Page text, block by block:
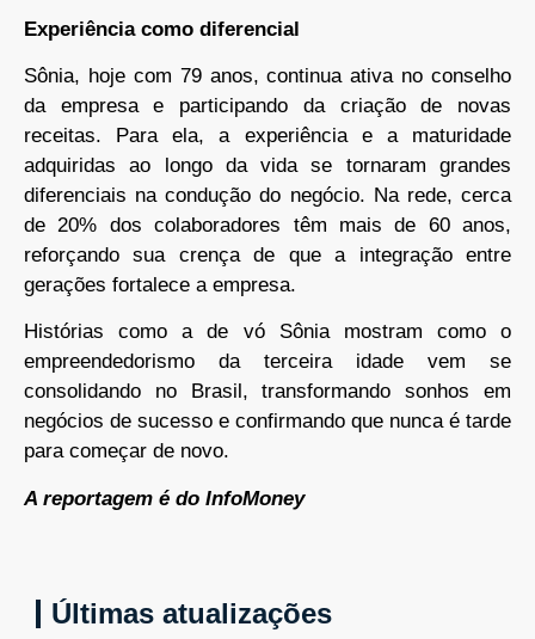
Experiência como diferencial
Sônia, hoje com 79 anos, continua ativa no conselho
da empresa e participando da criação de novas
receitas. Para ela, a experiência e a maturidade
adquiridas ao longo da vida se tornaram grandes
diferenciais na condução do negócio. Na rede, cerca
de 20% dos colaboradores têm mais de 60 anos,
reforçando sua crença de que a integração entre
gerações fortalece a empresa.
Histórias como a de vó Sônia mostram como o
empreendedorismo da terceira idade vem se
consolidando no Brasil, transformando sonhos em
negócios de sucesso e confirmando que nunca é tarde
para começar de novo.
A reportagem é do InfoMoney
Últimas atualizações